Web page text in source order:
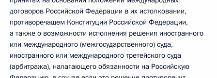
договоров Российской Федерации в их истолковании,
противоречащем Конституции Российской Федерации,
а также о возможности исполнения решения иностранного
или международного (межгосударственного) суда,
иностранного или международного третейского суда
(арбитража), налагающего обязанности на Российскую